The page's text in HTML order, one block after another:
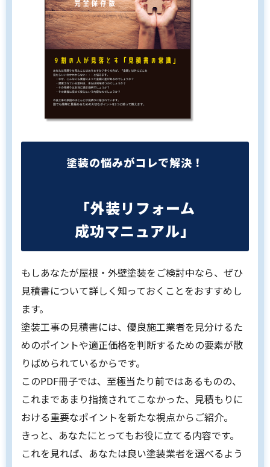
塗装の悩みがコレで解決！
「外装リフォーム
成功マニュアル」
もしあなたが屋根・外壁塗装をご検討中なら、ぜひ
見積書について詳しく知っておくことをおすすめし
ます。
塗装工事の見積書には、優良施工業者を見分けるた
めのポイントや適正価格を判断するための要素が散
りばめられているからです。
このPDF冊子では、至極当たり前ではあるものの、
これまであまり指摘されてこなかった、見積もりに
おける重要なポイントを新たな視点からご紹介。
きっと、あなたにとってもお役に立てる内容です。
これを見れば、あなたは良い塗装業者を選べるよう